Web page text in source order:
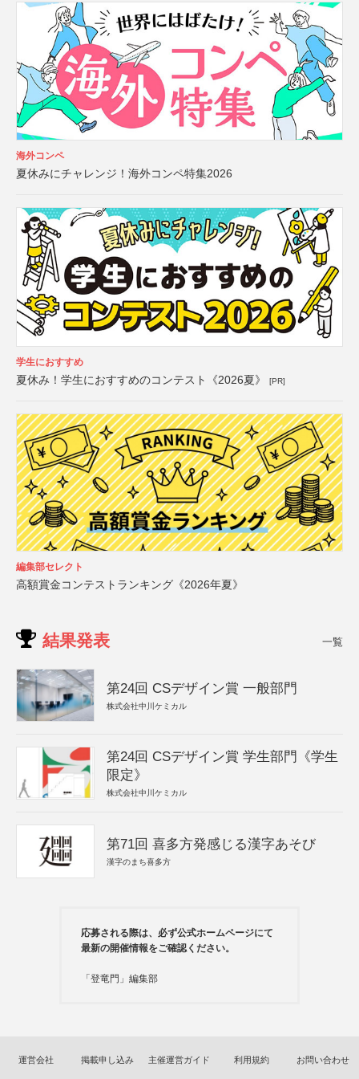
海外コンペ
夏休みにチャレンジ！海外コンペ特集2026
学生におすすめ
夏休み！学生におすすめのコンテスト《2026夏》 [PR]
編集部セレクト
高額賞金コンテストランキング《2026年夏》
結果発表 一覧
第24回 CSデザイン賞 一般部門
株式会社中川ケミカル
第24回 CSデザイン賞 学生部門《学生
限定》
株式会社中川ケミカル
第71回 喜多方発感じる漢字あそび
漢字のまち喜多方
応募される際は、必ず公式ホームページにて
最新の開催情報をご確認ください。
「登竜門」編集部
運営会社 掲載申し込み 主催運営ガイド 利用規約 お問い合わせ